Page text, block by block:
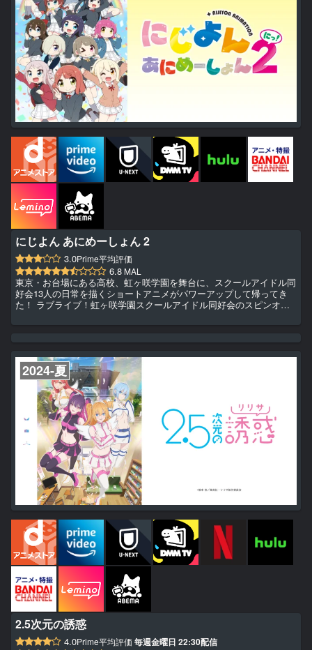
にじよん あにめーしょん 2
3.0Prime平均評価
6.8 MAL
東京・お台場にある高校、虹ヶ咲学園を舞台に、スクールアイドル同
好会13人の日常を描くショートアニメがパワーアップして帰ってき
た！ ラブライブ！虹ヶ咲学園スクールアイドル同好会のスピンオフ
ニジガクメンバー13人のキュートな日常をゆるっとあなたにお届け
2024-夏
2.5次元の誘惑
4.0Prime平均評価 毎週金曜日 22:30配信